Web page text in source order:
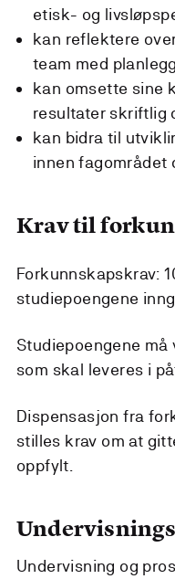
etisk- og
kan reflektere
team med
kan omsette sine
resultater skriftlig
kan bidra til
innen fagområdet
Krav til
Forkunnskapskrav:
studiepoengene
Studiepoengene
som skal leveres i
Dispensasjon fra
stilles krav om at
oppfylt.
Undervisning og